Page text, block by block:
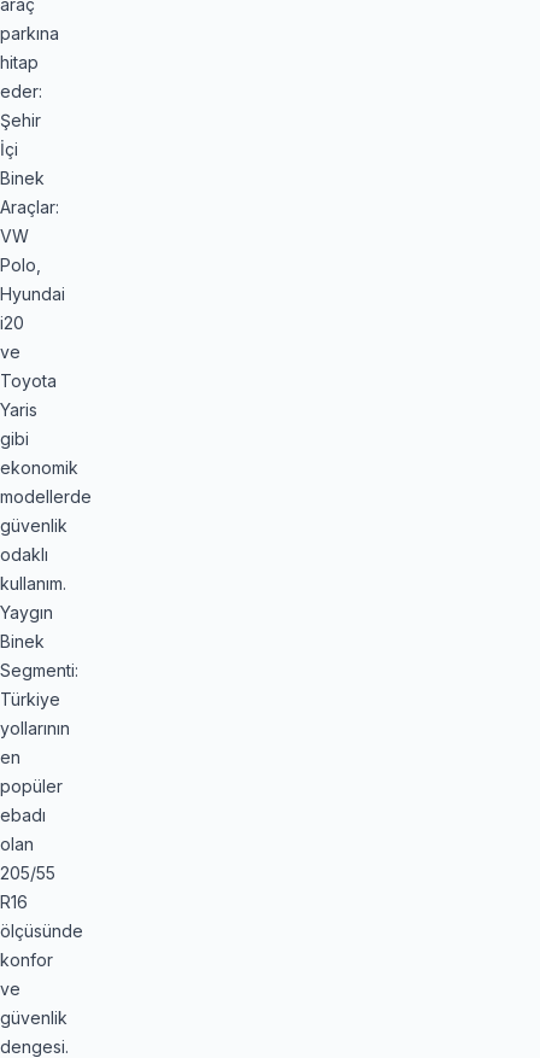
araç
parkına
hitap
eder:
Şehir
İçi
Binek
Araçlar:
VW
Polo,
Hyundai
i20
ve
Toyota
Yaris
gibi
ekonomik
modellerde
güvenlik
odaklı
kullanım.
Yaygın
Binek
Segmenti:
Türkiye
yollarının
en
popüler
ebadı
olan
205/55
R16
ölçüsünde
konfor
ve
güvenlik
dengesi.